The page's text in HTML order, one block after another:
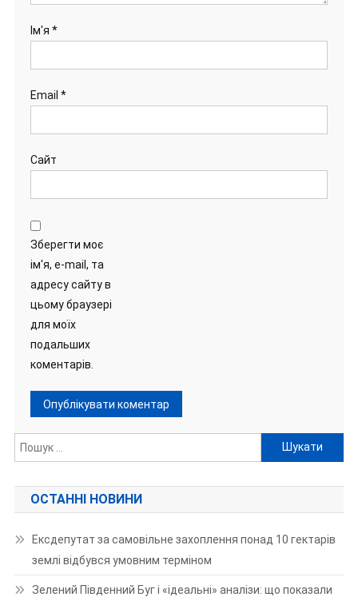
Ім'я *
Email *
Сайт
Зберегти моє
ім'я, e-mail, та
адресу сайту в
цьому браузері
для моїх
подальших
коментарів.
Пошук:
ОСТАННІ НОВИНИ
Ексдепутат за самовільне захоплення понад 10 гектарів
землі відбувся умовним терміном
Зелений Південний Буг і «ідеальні» аналізи: що показали